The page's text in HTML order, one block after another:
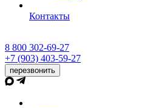
Контакты
8 800 302-69-27
+7 (903) 403-59-27
перезвонить